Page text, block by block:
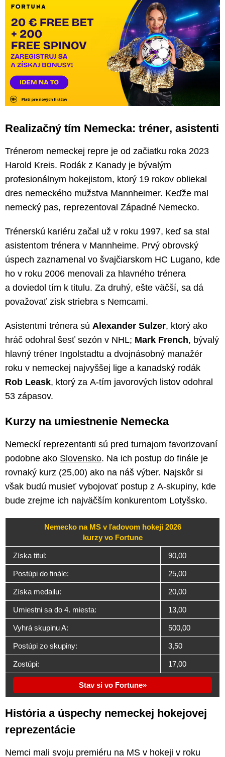
Realizačný tím Nemecka: tréner, asistenti
Trénerom nemeckej repre je od začiatku roka 2023
Harold Kreis. Rodák z Kanady je bývalým
profesionálnym hokejistom, ktorý 19 rokov obliekal
dres nemeckého mužstva Mannheimer. Keďže mal
nemecký pas, reprezentoval Západné Nemecko.
Trénerskú kariéru začal už v roku 1997, keď sa stal
asistentom trénera v Mannheime. Prvý obrovský
úspech zaznamenal vo švajčiarskom HC Lugano, kde
ho v roku 2006 menovali za hlavného trénera
a doviedol tím k titulu. Za druhý, ešte väčší, sa dá
považovať zisk striebra s Nemcami.
Asistentmi trénera sú Alexander Sulzer, ktorý ako
hráč odohral šesť sezón v NHL; Mark French, bývalý
hlavný tréner Ingolstadtu a dvojnásobný manažér
roku v nemeckej najvyššej lige a kanadský rodák
Rob Leask, ktorý za A-tím javorových listov odohral
53 zápasov.
Kurzy na umiestnenie Nemecka
Nemeckí reprezentanti sú pred turnajom favorizovaní
podobne ako Slovensko. Na ich postup do finále je
rovnaký kurz (25,00) ako na náš výber. Najskôr si
však budú musieť vybojovať postup z A-skupiny, kde
bude zrejme ich najväčším konkurentom Lotyšsko.
Nemecko na MS v ľadovom hokeji 2026
kurzy vo Fortune
Získa titul: 90,00
Postúpi do finále: 25,00
Získa medailu: 20,00
Umiestni sa do 4. miesta: 13,00
Vyhrá skupinu A: 500,00
Postúpi zo skupiny: 3,50
Zostúpi: 17,00
Stav si vo Fortune
História a úspechy nemeckej hokejovej
reprezentácie
Nemci mali svoju premiéru na MS v hokeji v roku